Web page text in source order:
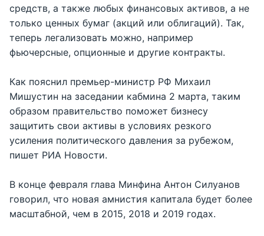
средств, а также любых финансовых активов, а не
только ценных бумаг (акций или облигаций). Так,
теперь легализовать можно, например
фьючерсные, опционные и другие контракты.
Как пояснил премьер-министр РФ Михаил
Мишустин на заседании кабмина 2 марта, таким
образом правительство поможет бизнесу
защитить свои активы в условиях резкого
усиления политического давления за рубежом,
пишет РИА Новости.
В конце февраля глава Минфина Антон Силуанов
говорил, что новая амнистия капитала будет более
масштабной, чем в 2015, 2018 и 2019 годах.